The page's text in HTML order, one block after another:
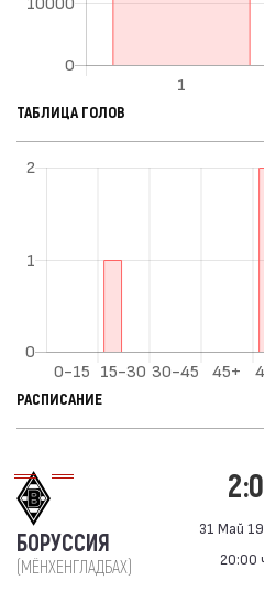
ТАБЛИЦА ГОЛОВ
РАСПИСАНИЕ
БОРУССИЯ
(МЁНХЕНГЛАДБАХ)
2:0
31 Май
20:00